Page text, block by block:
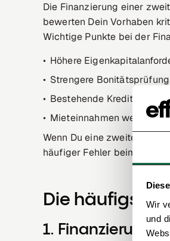
Wir
und
Die Finanzierung einer
bewerten Dein Vorhaben
Wichtige Punkte bei der
Höhere
Strengere Bonitätsprüfung
Bestehende Kredite
Mieteinnahmen werden
Wenn Du eine zweite
häufiger Fehler beim
Die
1. Finanzierung